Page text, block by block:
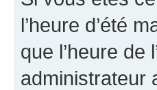
l’heure d’été
que l’heure
administrateur